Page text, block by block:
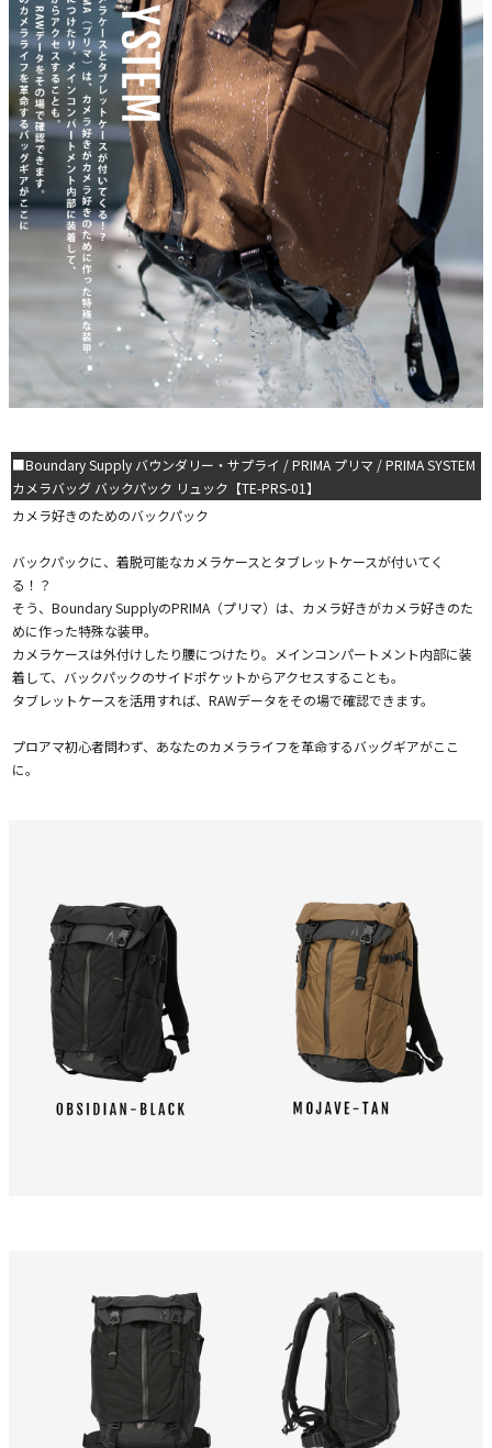
■Boundary Supply バウンダリー・サプライ / PRIMA プリマ / PRIMA SYSTEM
カメラバッグ バックパック リュック【TE-PRS-01】
カメラ好きのためのバックパック
バックパックに、着脱可能なカメラケースとタブレットケースが付いてく
る！？
そう、Boundary SupplyのPRIMA（プリマ）は、カメラ好きがカメラ好きのた
めに作った特殊な装甲。
カメラケースは外付けしたり腰につけたり。メインコンパートメント内部に装
着して、バックパックのサイドポケットからアクセスすることも。
タブレットケースを活用すれば、RAWデータをその場で確認できます。
プロアマ初心者問わず、あなたのカメラライフを革命するバッグギアがここ
に。